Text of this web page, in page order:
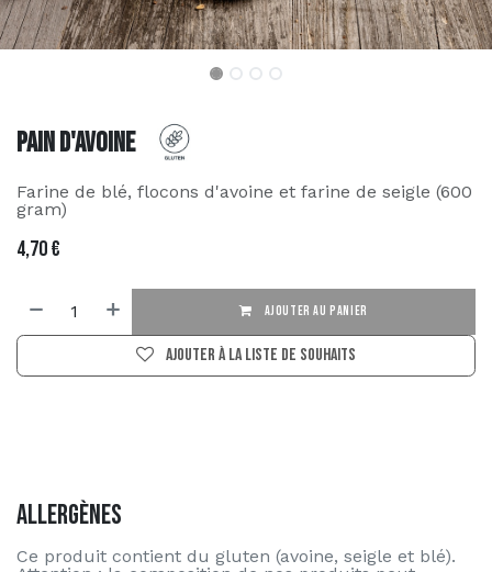
Pain d'avoine
Farine de blé, flocons d'avoine et farine de seigle (600
gram)
4,70€
AJOUTER AU PANIER
Ajouter à la liste de souhaits
Allergènes
Ce produit contient du gluten (avoine, seigle et blé).